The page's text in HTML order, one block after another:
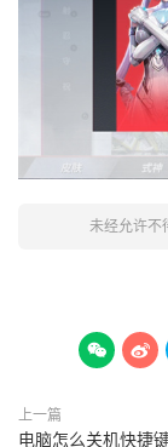
未经允许不
 
上一篇
电脑怎么关机快捷